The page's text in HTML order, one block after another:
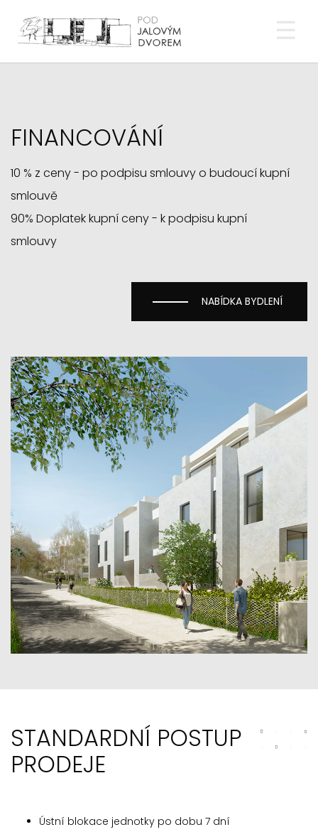
POD JALOVÝM DVOREM
FINANCOVÁNÍ
10 % z ceny - po podpisu smlouvy o budoucí kupní
smlouvě
90% Doplatek kupní ceny - k podpisu kupní
smlouvy
NABÍDKA BYDLENÍ
STANDARDNÍ POSTUP
PRODEJE
Ústní blokace jednotky po dobu 7 dní